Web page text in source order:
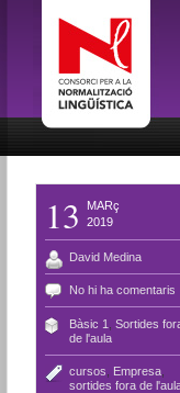
13
MARç
2019
David Medina
No hi ha comentaris
Bàsic 1
Sortides
de l'aula
cursos Empresa,
sortides fora de